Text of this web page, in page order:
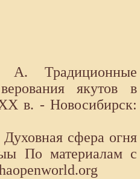
А. Традиционные
якутов в
в. - Новосибирск:
сфера огня
По материалам с